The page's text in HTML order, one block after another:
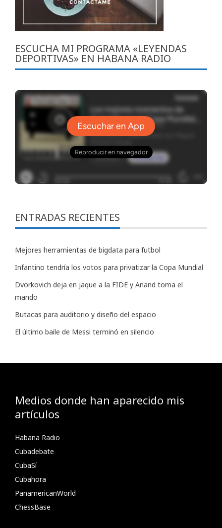
ESCUCHA MI PROGRAMA «LEYENDAS
DEPORTIVAS» EN HABANA RADIO
ENTRADAS RECIENTES
Mejores herramientas de bigdata para futbol
Infantino tendría los votos para privatizar la Copa Mundial
Dvorkovich deja en jaque a la FIDE y Anand toma el
mando
Butacas para auditorio y diseño del espacio
El último baile de Messi terminó en silencio
Medios donde han aparecido mis
artículos
Habana Radio
Cubadebate
CubaSí
Cubahora
PanamericanWorld
ChessBase